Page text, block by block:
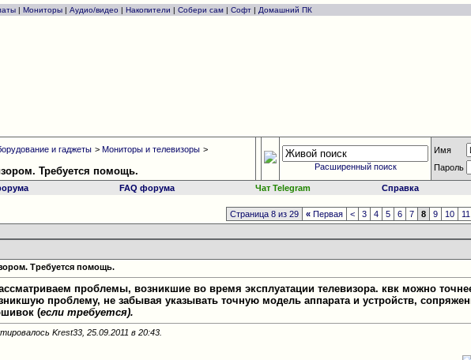
| Мониторы | Аудио/видео | Накопители | Собери сам | Софт | Домашний ПК
и гаджеты >Мониторы и телевизоры >
Требуется помощь. Расширенный поиск
Имя
Пароль
FAQ форума Чат Telegram Справка
Страница 8 из 29 « Первая < 3 4 5 6 7 8 9 10 11
Требуется помощь.
проблемы, возникшие во время эксплуатации телевизора. квк можно
проблему, не забывая указывать точную модель аппарата и устройств,
(если требуется).
Krest33, 25.09.2011 в20:43